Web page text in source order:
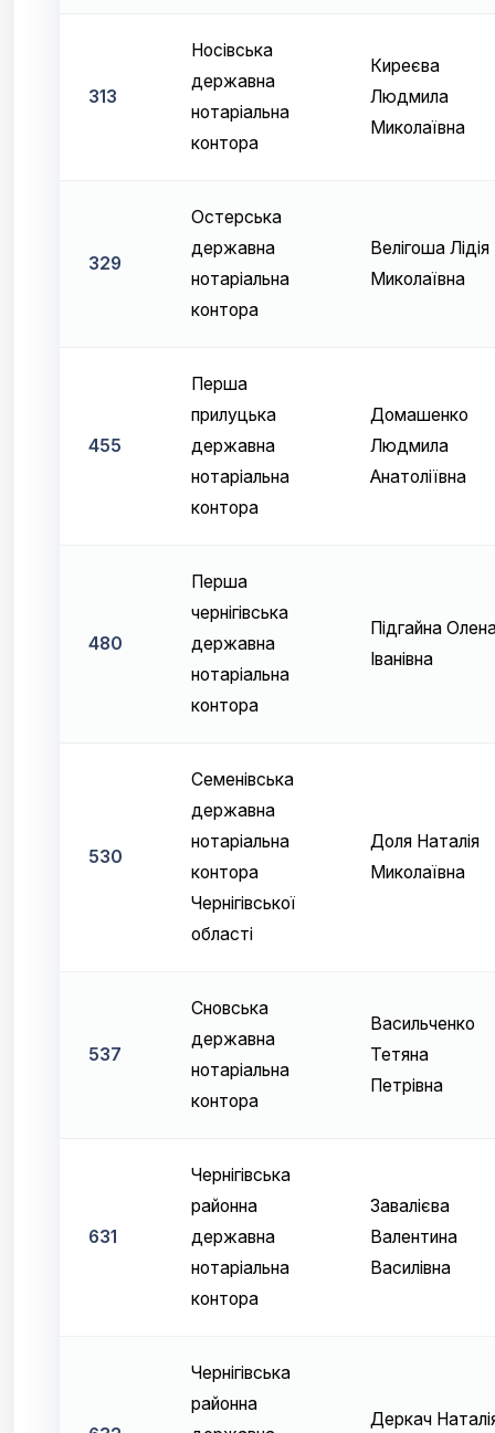
313
Носівська
державна
нотаріальна
контора
Киреєва
Людмила
Миколаївна
329
Остерська
державна
нотаріальна
контора
Велігоша Лідія
Миколаївна
455
Перша
прилуцька
державна
нотаріальна
контора
Домашенко
Людмила
Анатоліївна
480
Перша
чернігівська
державна
нотаріальна
контора
Підгайна
Іванівна
530
Семенівська
державна
нотаріальна
контора
Чернігівської
області
Доля Наталія
Миколаївна
537
Сновська
державна
нотаріальна
контора
Васильченко
Тетяна
Петрівна
631
Чернігівська
районна
державна
нотаріальна
контора
Завалієва
Валентина
Василівна
Чернігівська
районна
Деркач